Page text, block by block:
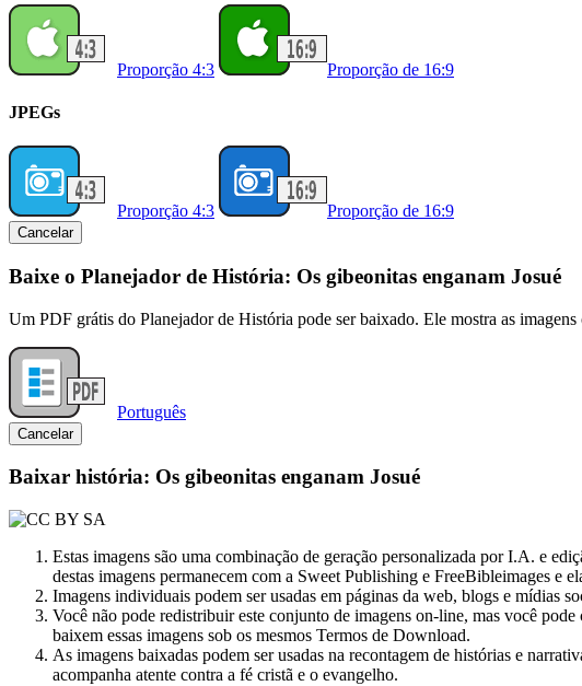
Proporção 4:3 Proporção de 16:9
JPEGs
Proporção 4:3 Proporção de 16:9
Cancelar
Baixe o Planejador de História: Os gibeonitas enganam Josué
Um PDF grátis do Planejador de História pode ser baixado. Ele mostra as
Português
Cancelar
Baixar história: Os gibeonitas enganam Josué
Estas imagens são uma combinação de geração personalizada por I.A. e
destas imagens permanecem com a Sweet Publishing e FreeBibleimages
Imagens individuais podem ser usadas em páginas da web, blogs e mídias
Você não pode redistribuir este conjunto de imagens on-line, mas você
baixem essas imagens sob os mesmos Termos de Download.
As imagens baixadas podem ser usadas na recontagem de histórias e
acompanha atente contra a fé cristã e o evangelho.